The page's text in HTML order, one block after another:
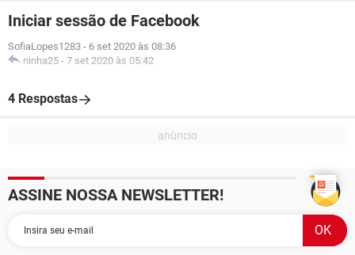
Iniciar sessão de Facebook
SofiaLopes1283 - 6 set 2020 às 08:36
ninha25 - 7 set 2020 às 05:42
4 Respostas
ASSINE NOSSA NEWSLETTER!